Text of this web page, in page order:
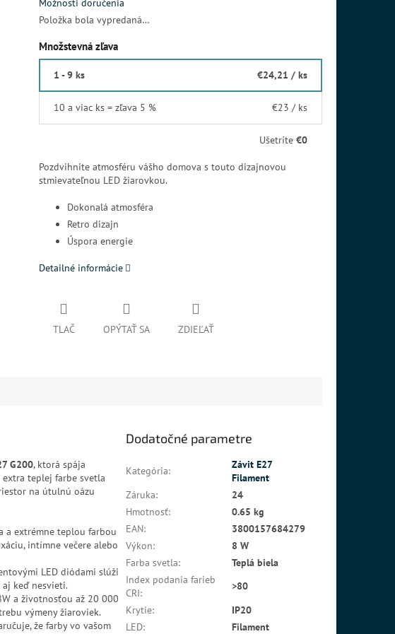
Možnosti doručenia
Položka bola vypredaná…
Množstevná zľava
1 - 9 ks €24,21 / ks
10 a viac ks = zľava 5 % €23 / ks
Ušetríte €0
Pozdvihnite atmosféru vášho domova s touto dizajnovou
stmievateľnou LED žiarovkou.
Dokonalá atmosféra
Retro dizajn
Úspora energie
Detailné informácie
TLAČ OPÝTAŤ SA ZDIEĽAŤ
G200, ktorá spája
teplej farbe svetla
na útulnú oázu
a extrémne teplou farbou
intímne večere alebo
LED diódami slúži
keď nesvieti.
a životnosťou až 20 000
výmeny žiaroviek.
že farby vo vašom
Dodatočné parametre
Kategória:
Závit E27
Filament
Záruka:
24
Hmotnosť:
0.65 kg
EAN:
3800157684279
Výkon:
8 W
Farba svetla:
Teplá biela
Index podania farieb
CRI:
>80
Krytie:
IP20
LED:
Filament